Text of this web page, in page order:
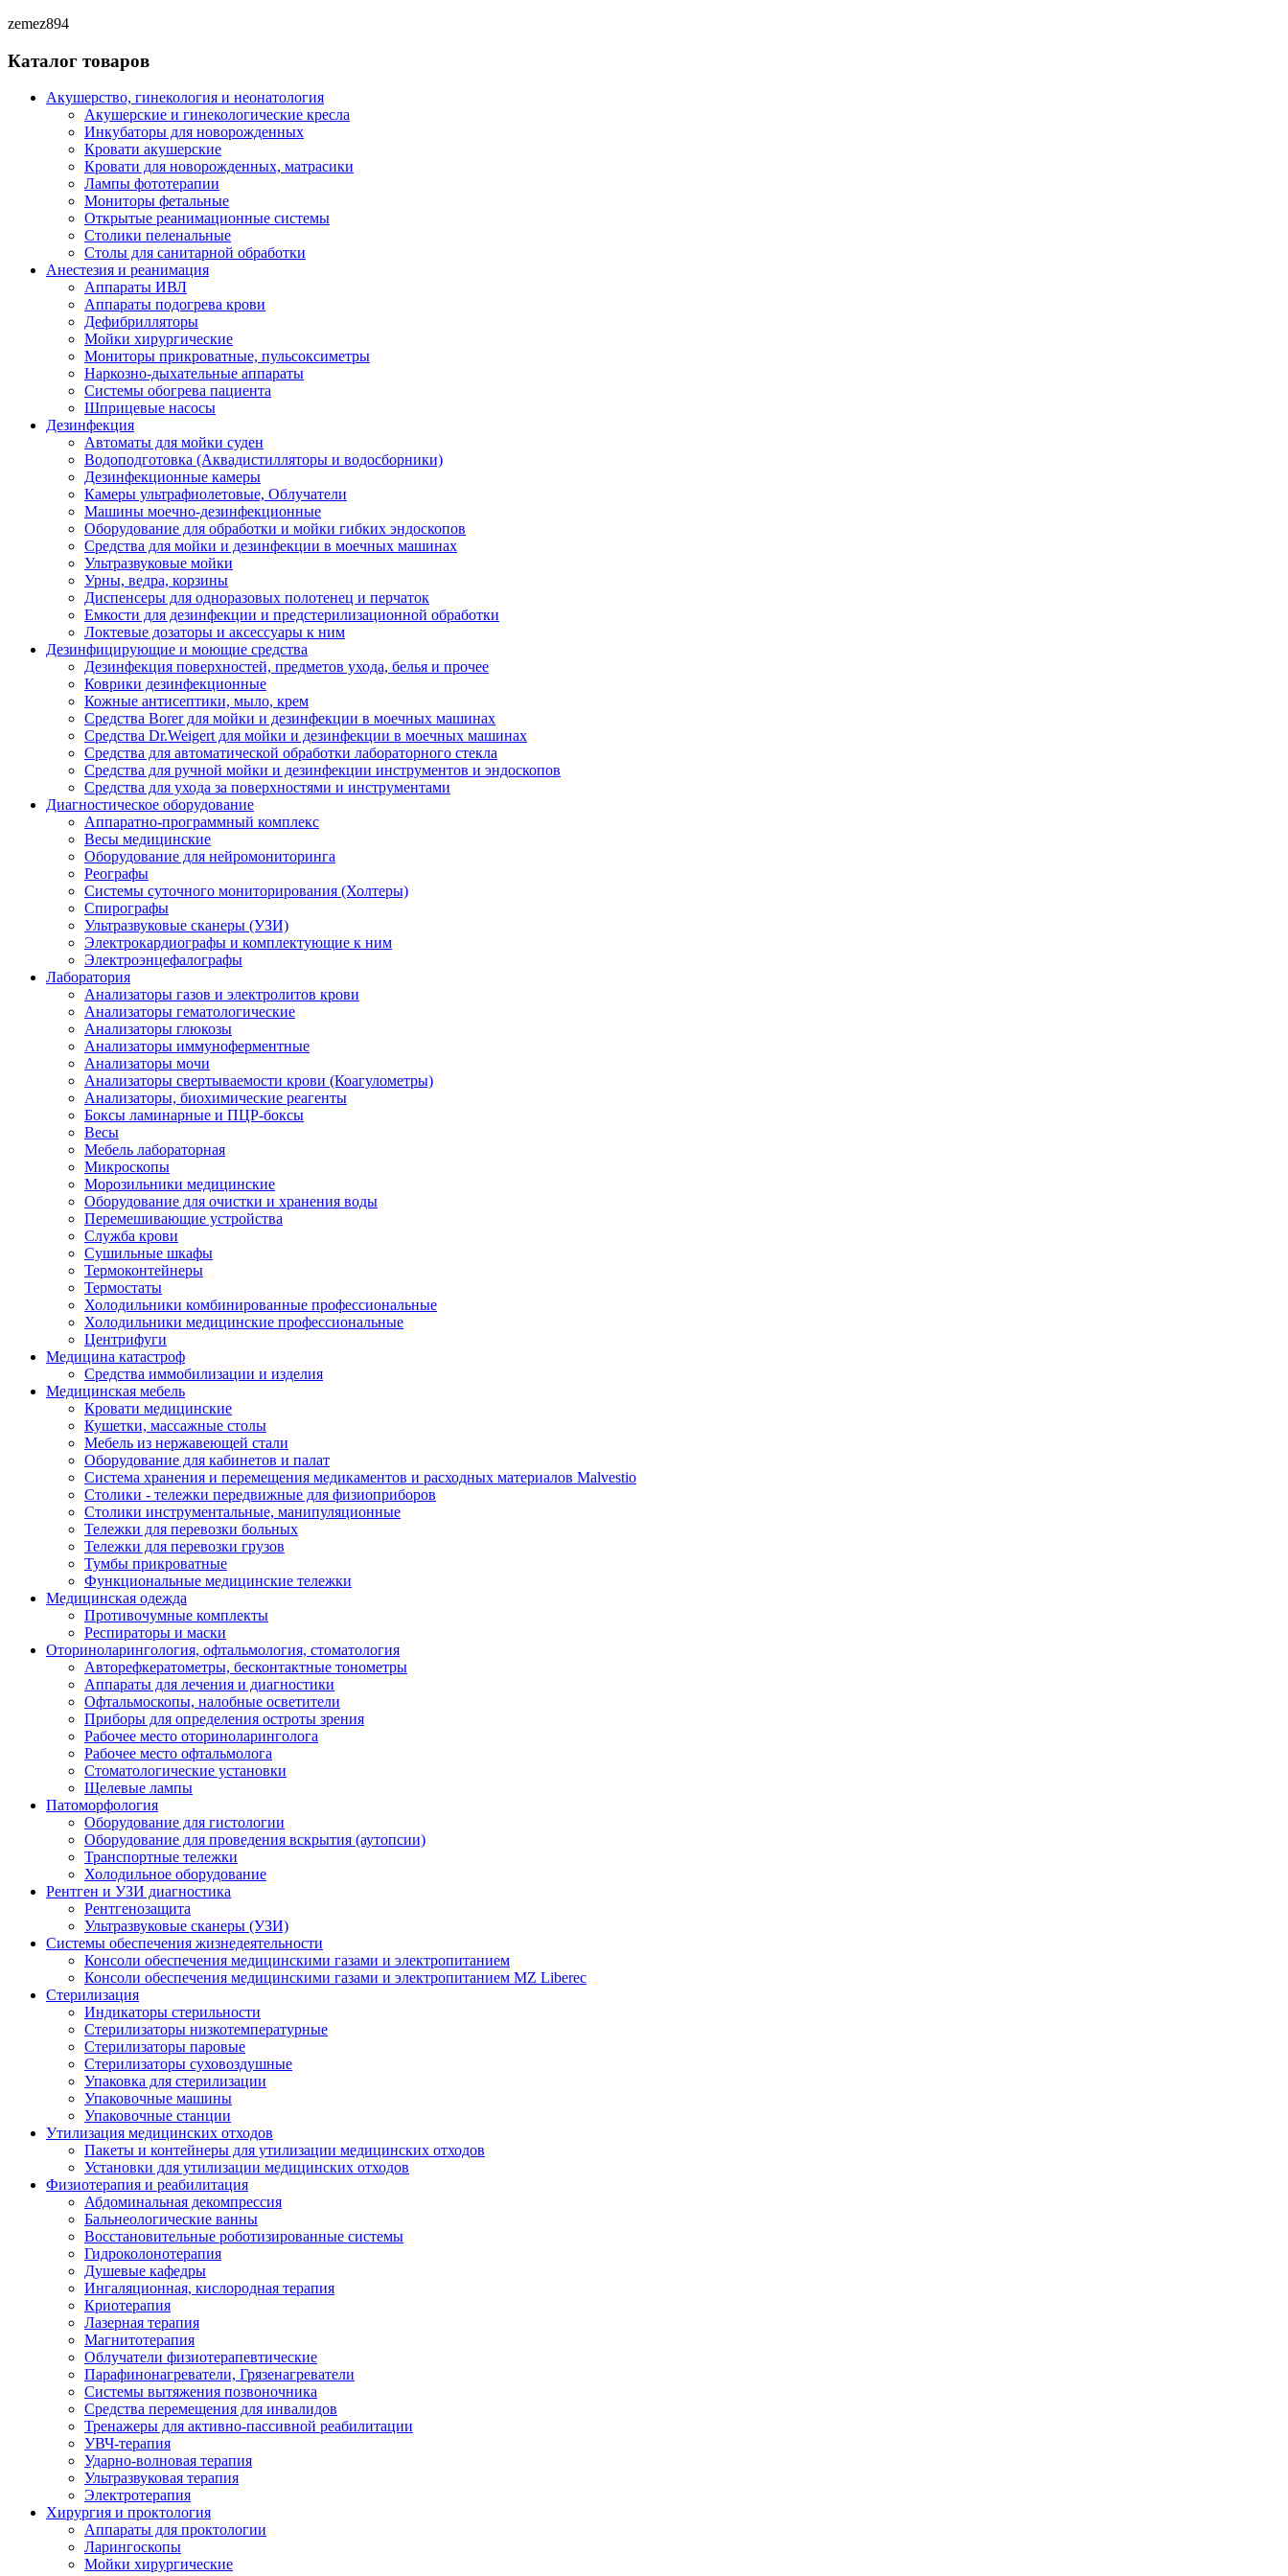
zemez894
Каталог товаров
Акушерство, гинекология и неонатология
Акушерские и гинекологические креслa
Инкубаторы для новорожденных
Кровати акушерские
Кровати для новорожденных, матрасики
Лампы фототерапии
Мониторы фетальные
Открытые реанимационные системы
Столики пеленальные
Столы для санитарной обработки
Анестезия и реанимация
Аппараты ИВЛ
Аппараты подогрева крови
Дефибрилляторы
Мойки хирургические
Мониторы прикроватные, пульсоксиметры
Наркозно-дыхательные аппараты
Системы обогрева пациента
Шприцевые насосы
Дезинфекция
Автоматы для мойки суден
Водоподготовка (Аквадистилляторы и водосборники)
Дезинфекционные камеры
Камеры ультрафиолетовые, Облучатели
Машины моечно-дезинфекционные
Оборудование для обработки и мойки гибких эндоскопов
Средства для мойки и дезинфекции в моечных машинах
Ультразвуковые мойки
Урны, ведра, корзины
Диспенсеры для одноразовых полотенец и перчаток
Емкости для дезинфекции и предстерилизационной обработки
Локтевые дозаторы и аксессуары к ним
Дезинфицирующие и моющие средства
Дезинфекция поверхностей, предметов ухода, белья и прочее
Коврики дезинфекционные
Кожные антисептики, мыло, крем
Средства Borer для мойки и дезинфекции в моечных машинах
Средства Dr.Weigert для мойки и дезинфекции в моечных машинах
Средства для автоматической обработки лабораторного стекла
Средства для ручной мойки и дезинфекции инструментов и эндоскопов
Средства для ухода за поверхностями и инструментами
Диагностическое оборудование
Аппаратно-программный комплекс
Весы медицинские
Оборудование для нейромониторинга
Реографы
Системы суточного мониторирования (Холтеры)
Спирографы
Ультразвуковые сканеры (УЗИ)
Электрокардиографы и комплектующие к ним
Электроэнцефалографы
Лаборатория
Анализаторы газов и электролитов крови
Анализаторы гематологические
Анализаторы глюкозы
Анализаторы иммуноферментные
Анализаторы мочи
Анализаторы свертываемости крови (Коагулометры)
Анализаторы, биохимические реагенты
Боксы ламинарные и ПЦР-боксы
Весы
Мебель лабораторная
Микроскопы
Морозильники медицинские
Оборудование для очистки и хранения воды
Перемешивающие устройства
Служба крови
Сушильные шкафы
Термоконтейнеры
Термостаты
Холодильники комбинированные профессиональные
Холодильники медицинские профессиональные
Центрифуги
Медицина катастроф
Средства иммобилизации и изделия
Медицинская мебель
Кровати медицинские
Кушетки, массажные столы
Мебель из нержавеющей стали
Оборудование для кабинетов и палат
Система хранения и перемещения медикаментов и расходных материалов Malvestio
Столики - тележки передвижные для физиоприборов
Столики инструментальные, манипуляционные
Тележки для перевозки больных
Тележки для перевозки грузов
Тумбы прикроватные
Функциональные медицинские тележки
Медицинская одежда
Противочумные комплекты
Респираторы и маски
Оториноларингология, офтальмология, стоматология
Авторефкератометры, бесконтактные тонометры
Аппараты для лечения и диагностики
Офтальмоскопы, налобные осветители
Приборы для определения остроты зрения
Рабочее место оториноларинголога
Рабочее место офтальмолога
Стоматологические установки
Щелевые лампы
Патоморфология
Оборудование для гистологии
Оборудование для проведения вскрытия (аутопсии)
Транспортные тележки
Холодильное оборудование
Рентген и УЗИ диагностика
Рентгенозащита
Ультразвуковые сканеры (УЗИ)
Системы обеспечения жизнедеятельности
Консоли обеспечения медицинскими газами и электропитанием
Консоли обеспечения медицинскими газами и электропитанием MZ Liberec
Стерилизация
Индикаторы стерильности
Стерилизаторы низкотемпературные
Стерилизаторы паровые
Стерилизаторы суховоздушные
Упаковка для стерилизации
Упаковочные машины
Упаковочные станции
Утилизация медицинских отходов
Пакеты и контейнеры для утилизации медицинских отходов
Установки для утилизации медицинских отходов
Физиотерапия и реабилитация
Абдоминальная декомпрессия
Бальнеологические ванны
Восстановительные роботизированные системы
Гидроколонотерапия
Душевые кафедры
Ингаляционная, кислородная терапия
Криотерапия
Лазерная терапия
Магнитотерапия
Облучатели физиотерапевтические
Парафинонагреватели, Грязенагреватели
Системы вытяжения позвоночника
Средства перемещения для инвалидов
Тренажеры для активно-пассивной реабилитации
УВЧ-терапия
Ударно-волновая терапия
Ультразвуковая терапия
Электротерапия
Хирургия и проктология
Аппараты для проктологии
Ларингоскопы
Мойки хирургические